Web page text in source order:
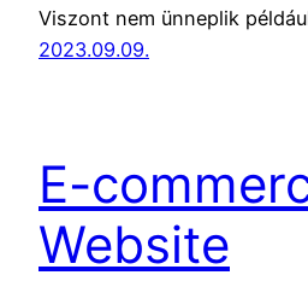
Viszont nem ünneplik
2023.09.09.
E-
Website